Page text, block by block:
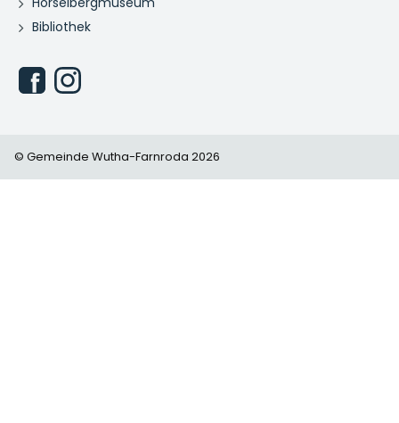
Bibliothek
© Gemeinde Wutha-Farnroda 2026